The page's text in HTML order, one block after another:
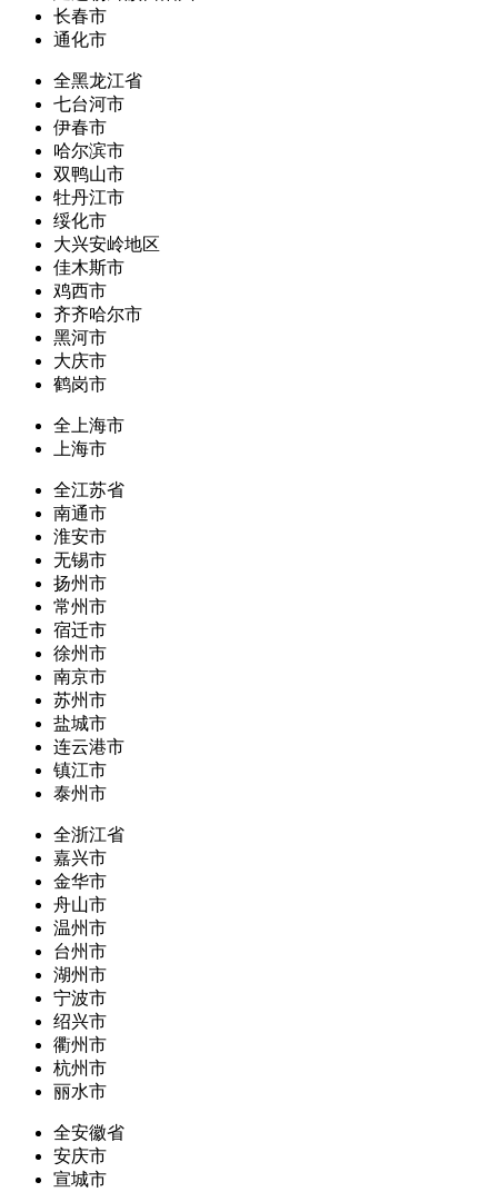
长春市
通化市
全黑龙江省
七台河市
伊春市
哈尔滨市
双鸭山市
牡丹江市
绥化市
大兴安岭地区
佳木斯市
鸡西市
齐齐哈尔市
黑河市
大庆市
鹤岗市
全上海市
上海市
全江苏省
南通市
淮安市
无锡市
扬州市
常州市
宿迁市
徐州市
南京市
苏州市
盐城市
连云港市
镇江市
泰州市
全浙江省
嘉兴市
金华市
舟山市
温州市
台州市
湖州市
宁波市
绍兴市
衢州市
杭州市
丽水市
全安徽省
安庆市
宣城市